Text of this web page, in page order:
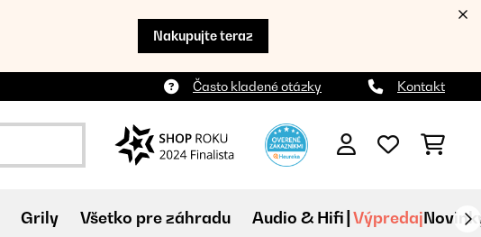
Nakupujte teraz
Často kladené otázky Kontakt
Grily Všetko pre záhradu Audio & Hifi Výpredaj